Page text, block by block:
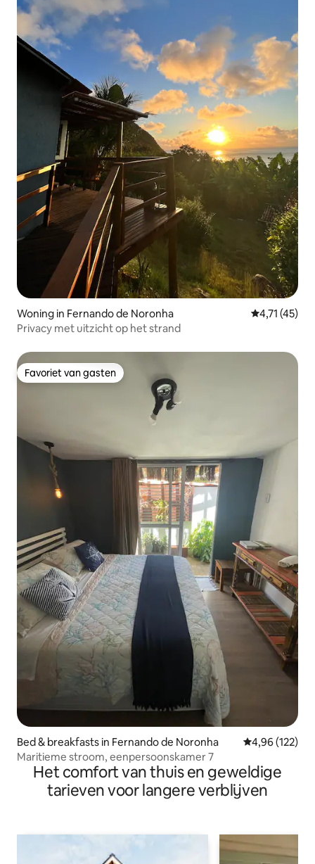
Woning in Fernando de Noronha Gemiddelde
4,71 (45)
Privacy met uitzicht op het strand
Favoriet van gasten
Favoriet van gasten
Bed & breakfasts in Fernando de Noronha Gemiddelde
4,96 (122)
Maritieme stroom, eenpersoonskamer 7
Het comfort van thuis en geweldige
tarieven voor langere verblijven